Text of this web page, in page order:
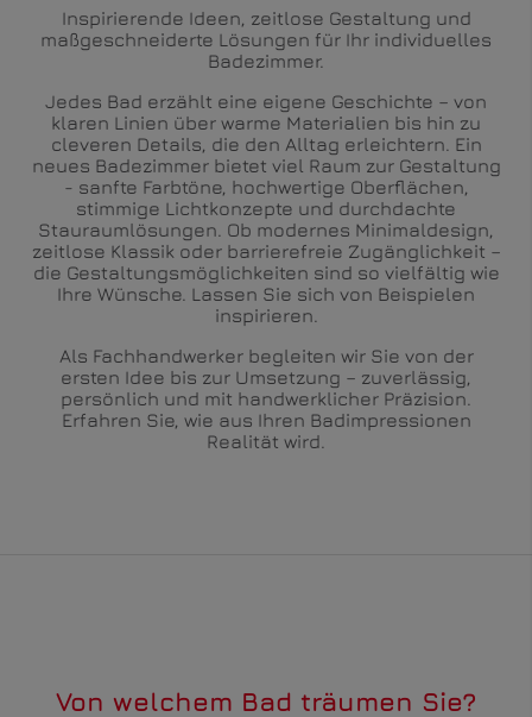
Inspirierende Ideen, zeitlose Gestaltung und
maßgeschneiderte Lösungen für Ihr individuelles
Badezimmer.
Jedes Bad erzählt eine eigene Geschichte – von
klaren Linien über warme Materialien bis hin zu
cleveren Details, die den Alltag erleichtern. Ein
neues Badezimmer bietet viel Raum zur Gestaltung
- sanfte Farbtöne, hochwertige Oberflächen,
stimmige Lichtkonzepte und durchdachte
Stauraumlösungen. Ob modernes Minimaldesign,
zeitlose Klassik oder barrierefreie Zugänglichkeit –
die Gestaltungsmöglichkeiten sind so vielfältig wie
Ihre Wünsche. Lassen Sie sich von Beispielen
inspirieren.
Als Fachhandwerker begleiten wir Sie von der
ersten Idee bis zur Umsetzung – zuverlässig,
persönlich und mit handwerklicher Präzision.
Erfahren Sie, wie aus Ihren Badimpressionen
Realität wird.
Von welchem Bad träumen Sie?